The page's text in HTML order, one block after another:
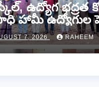
ఉద్యోగ భద్రత
హామీ ఉద్యోగుల
7, 2026 RAHEEM